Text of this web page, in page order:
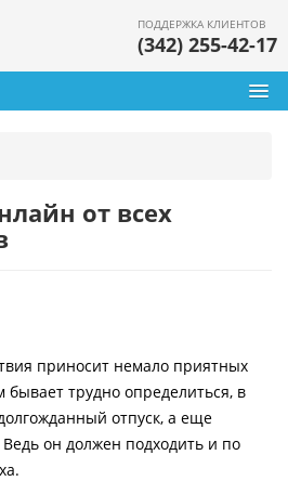
ПОДДЕРЖКА КЛИЕНТОВ
(342) 255-42-17
от всех
приносит немало приятных
трудно определиться, в
отпуск, а еще
он должен подходить и по